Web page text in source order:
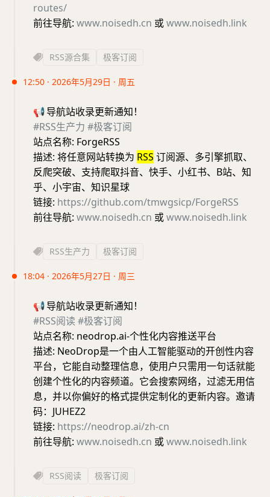
routes/
前往导航: www.noisedh.cn 或www.noisedh.link
RSS源合集 极客订阅
12:50 · 2026年5月29日 · 周五
📢导航站收录更新通知！
#RSS生产力 #极客订阅
站点名称: ForgeRSS
描述: 将任意网站转换为 RSS 订阅源、多引擎抓取、
反爬突破、支持爬取抖音、快手、小红书、B站、知
乎、小宇宙、知识星球
链接: https://github.com/tmwgsicp/ForgeRSS
前往导航: www.noisedh.cn 或www.noisedh.link
RSS生产力 极客订阅
18:04 · 2026年5月27日 · 周三
📢导航站收录更新通知！
#RSS阅读 #极客订阅
站点名称: neodrop.ai-个性化内容推送平台
描述: NeoDrop是一个由人工智能驱动的开创性内容
平台，它能自动整理信息，使用户只需用一句话就能
创建个性化的内容频道。它会搜索网络，过滤无用信
息，并以你偏好的格式提供定制化的更新内容。邀请
码：JUHEZ2
链接: https://neodrop.ai/zh-cn
前往导航: www.noisedh.cn 或www.noisedh.link
RSS阅读 极客订阅